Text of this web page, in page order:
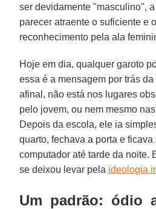
ser devidamente "masculino",
parecer atraente o suficiente e
reconhecimento pela ala
Hoje em dia, qualquer garoto
essa é a mensagem por trás da
afinal, não está nos lugares
pelo jovem, ou nem mesmo
Depois da escola, ele ia
quarto, fechava a porta e ficava
computador até tarde da noite.
se deixou levar pela ideologia
Um padrão: ódio